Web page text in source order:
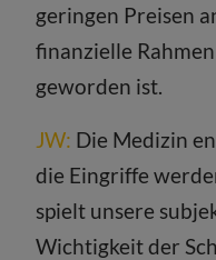
geringen Preisen
finanzielle
geworden ist.
JW: Die Medizin
die Eingriffe
spielt unsere
Wichtigkeit der